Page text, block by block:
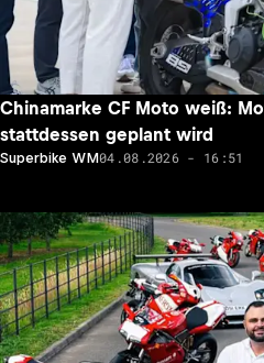
Chinamarke CF Moto weiß:
stattdessen geplant wird
Superbike WM04.08.2026 - 16:51